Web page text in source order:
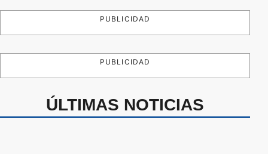
PUBLICIDAD
PUBLICIDAD
ÚLTIMAS NOTICIAS